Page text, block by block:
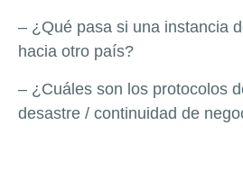
– ¿Qué pasa si una instancia
hacia otro país?
– ¿Cuáles son los protocolos
desastre / continuidad de